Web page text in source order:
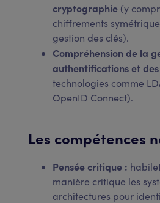
cryptographie (y
chiffrements
gestion des clés).
Compréhension de la
authentifications et
technologies comme
OpenID Connect).
Les compétences
Pensée critique :
manière critique les
architectures pour